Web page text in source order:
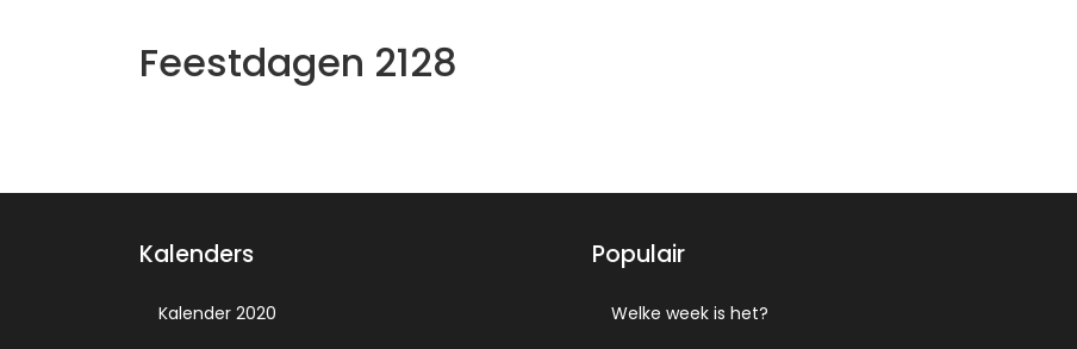
Feestdagen 2128
Kalenders
Kalender 2020
Populair
Welke week is het?